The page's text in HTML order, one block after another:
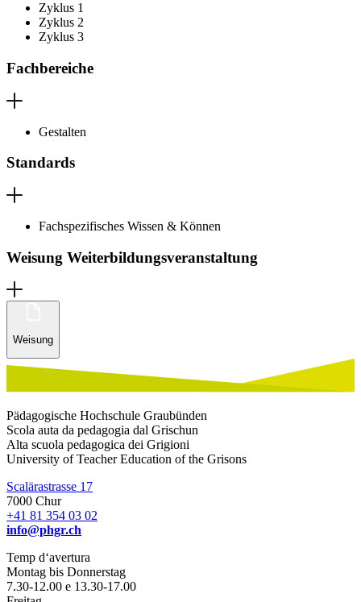
Zyklus 1
Zyklus 2
Zyklus 3
Fachbereiche
Gestalten
Standards
Fachspezifisches Wissen & Können
Weisung Weiterbildungsveranstaltung
Weisung
Pädagogische Hochschule Graubünden
Scola auta da pedagogia dal Grischun
Alta scuola pedagogica dei Grigioni
University of Teacher Education of the Grisons
Scalärastrasse 17
7000 Chur
+41 81 354 03 02
info@phgr.ch
Temp d‘avertura
Montag bis Donnerstag
7.30-12.00 e 13.30-17.00